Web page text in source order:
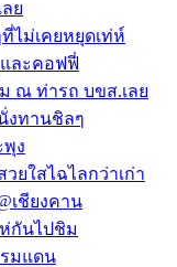
ย
ไม่เคยหยุดเท่ห์
ละคอฟฟี่
ณ ท่ารถ บขส.เลย
งทานชิลๆ
พุง
ยใสไฉไลกว่าเก่า
เชียงคาน
กันไปชิม
มแดน